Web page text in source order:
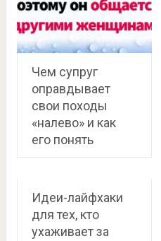
Чем супруг
оправдывает
свои походы
«налево» и как
его понять
Идеи-лайфхаки
для тех, кто
ухаживает за